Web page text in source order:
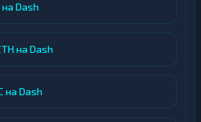
Dash
на Dash
на Dash